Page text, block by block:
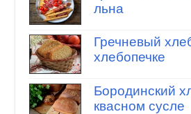
льна
Гречневый
хлебопечке
Бородинский
квасном сусле